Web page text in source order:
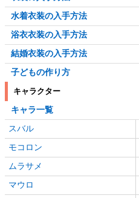
水着衣装の入手方法
浴衣衣装の入手方法
結婚衣装の入手方法
子どもの作り方
キャラクター
キャラ一覧
スバル
モコロン
ムラサメ
マウロ